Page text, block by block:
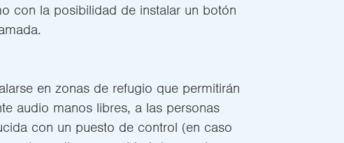
con la posibilidad de instalar un botón
en zonas de refugio que permitirán
audio manos libres, a las personas
con un puesto de control (en caso